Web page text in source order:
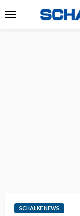
SCHALKE NEWS